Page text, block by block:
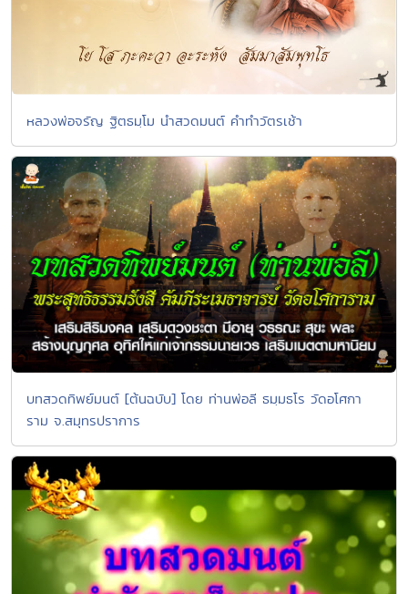
หลวงพ่อจรัญ ฐิตธมฺโม นำสวดมนต์ คำทำวัตรเช้า
บทสวดทิพย์มนต์ [ต้นฉบับ] โดย ท่านพ่อลี ธมฺมธโร วัดอโศกา
ราม จ.สมุทรปราการ